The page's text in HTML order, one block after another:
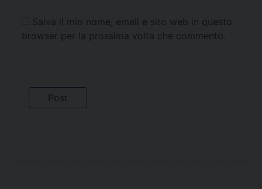
Salva il mio nome, email e sito web in questo
browser per la prossima volta che commento.